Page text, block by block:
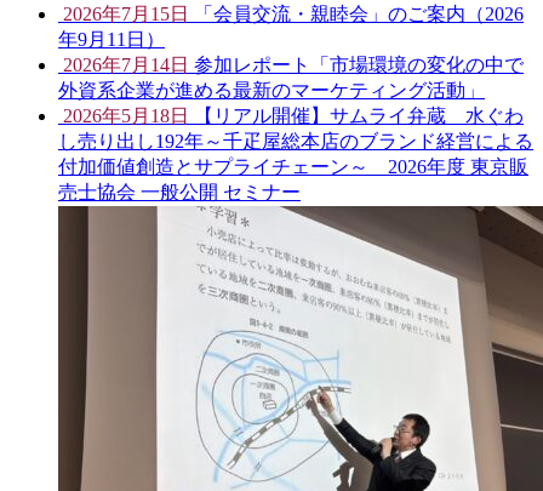
2026年7月15日
「会員交流・親睦会」のご案内（2026
年9月11日）
2026年7月14日 参加レポート「市場環境の変化の中で
外資系企業が進める最新のマーケティング活動」
2026年5月18日
【リアル開催】サムライ弁蔵 水ぐわ
し売り出し192年～千疋屋総本店のブランド経営による
付加価値創造とサプライチェーン～ 2026年度 東京販
売士協会 一般公開 セミナー